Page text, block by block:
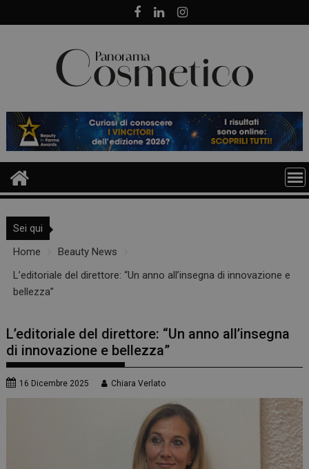
to
Sei qui
Home
Beauty News
L’editoriale del direttore: “Un anno all’insegna di innovazione e
bellezza”
L’editoriale del direttore: “Un anno all’insegna
di innovazione e bellezza”
16 Dicembre 2025 Chiara Verlato